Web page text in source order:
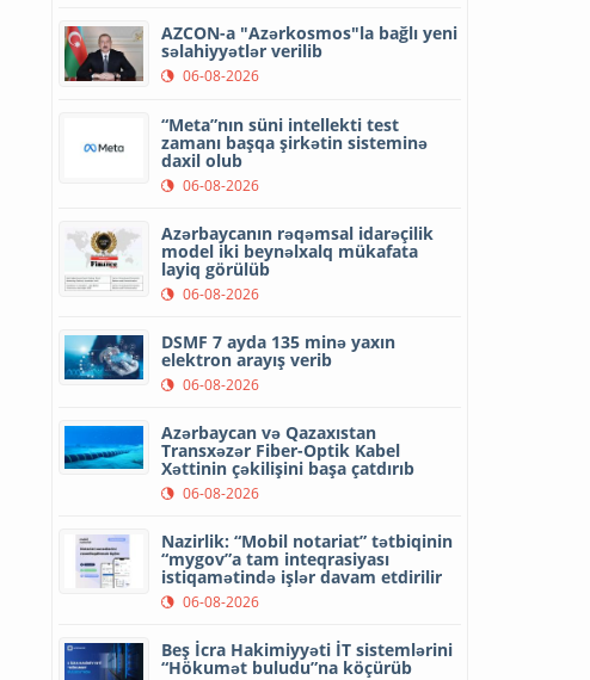
AZCON-a "Azərkosmos"la bağlı yeni
səlahiyyətlər verilib
06-08-2026
“Meta”nın süni intellekti test
zamanı başqa şirkətin sisteminə
daxil olub
06-08-2026
Azərbaycanın rəqəmsal idarəçilik
model iki beynəlxalq mükafata
layiq görülüb
06-08-2026
DSMF 7 ayda 135 minə yaxın
elektron arayış verib
06-08-2026
Azərbaycan və Qazaxıstan
Transxəzər Fiber-Optik Kabel
Xəttinin çəkilişini başa çatdırıb
06-08-2026
Nazirlik: “Mobil notariat” tətbiqinin
“mygov”a tam inteqrasiyası
istiqamətində işlər davam etdirilir
06-08-2026
Beş İcra Hakimiyyəti İT sistemlərini
“Hökumət buludu”na köçürüb